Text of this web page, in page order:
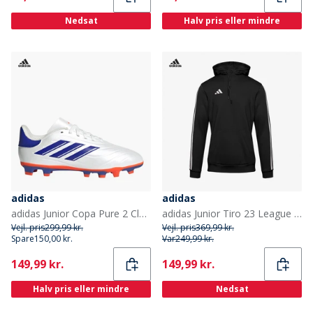
Nedsat Halv pris eller mindre
adidas
adidas Junior Copa Pure 2 Club Fremrykning Pakke FG Fast Underlag Fodboldstøvler Cloud White/Lucid Blue/Solar Red
Vejl. pris299,99 kr.
Spare150,00 kr.
Current
149,99 kr.
Halv pris eller mindre
adidas
adidas Junior Tiro 23 League Hættetrøje Sort
Vejl. pris369,99 kr.
Var249,99 kr.
Current
149,99 kr.
Nedsat